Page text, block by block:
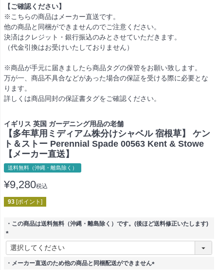
【ご確認ください】
※こちらの商品はメーカー直送です。
他の商品と同梱ができませんのでご注意ください。
決済はクレジット・銀行振込のみとさせていただきます。
（代金引換はお受けいたしておりません）
※商品が手元に届きましたら商品タグの保管をお願い致します。
万が一、商品不具合などがあった場合の保証を受ける際に必要とな
ります。
詳しくは商品同封の保証書タグをご確認ください。
イギリス 英国 ガーデニング用品の老舗
【多年草用ミディアム株分けシャベル 宿根草】 ケン
ト＆ストー Perennial Spade 00563 Kent & Stowe
【メーカー直送】
送料無料（沖縄・離島除く）
¥9,280税込
93 [ポイント]
・この商品は送料無料（沖縄・離島除く）です。(後ほど送料修正いたします)
(
必
須・メーカー直送のため他の商品と同梱配送ができません